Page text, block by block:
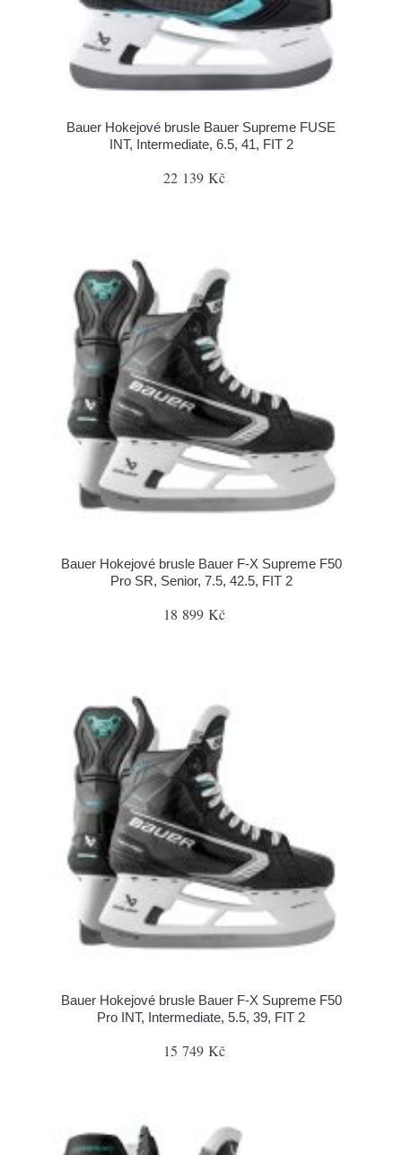
Bauer Hokejové brusle Bauer Supreme FUSE
INT, Intermediate, 6.5, 41, FIT 2
22 139 Kč
Bauer Hokejové brusle Bauer F-X Supreme F50
Pro SR, Senior, 7.5, 42.5, FIT 2
18 899 Kč
Bauer Hokejové brusle Bauer F-X Supreme F50
Pro INT, Intermediate, 5.5, 39, FIT 2
15 749 Kč